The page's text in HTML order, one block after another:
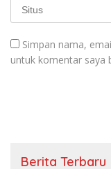
Simpan nama,
untuk komentar saya
Berita Terbaru